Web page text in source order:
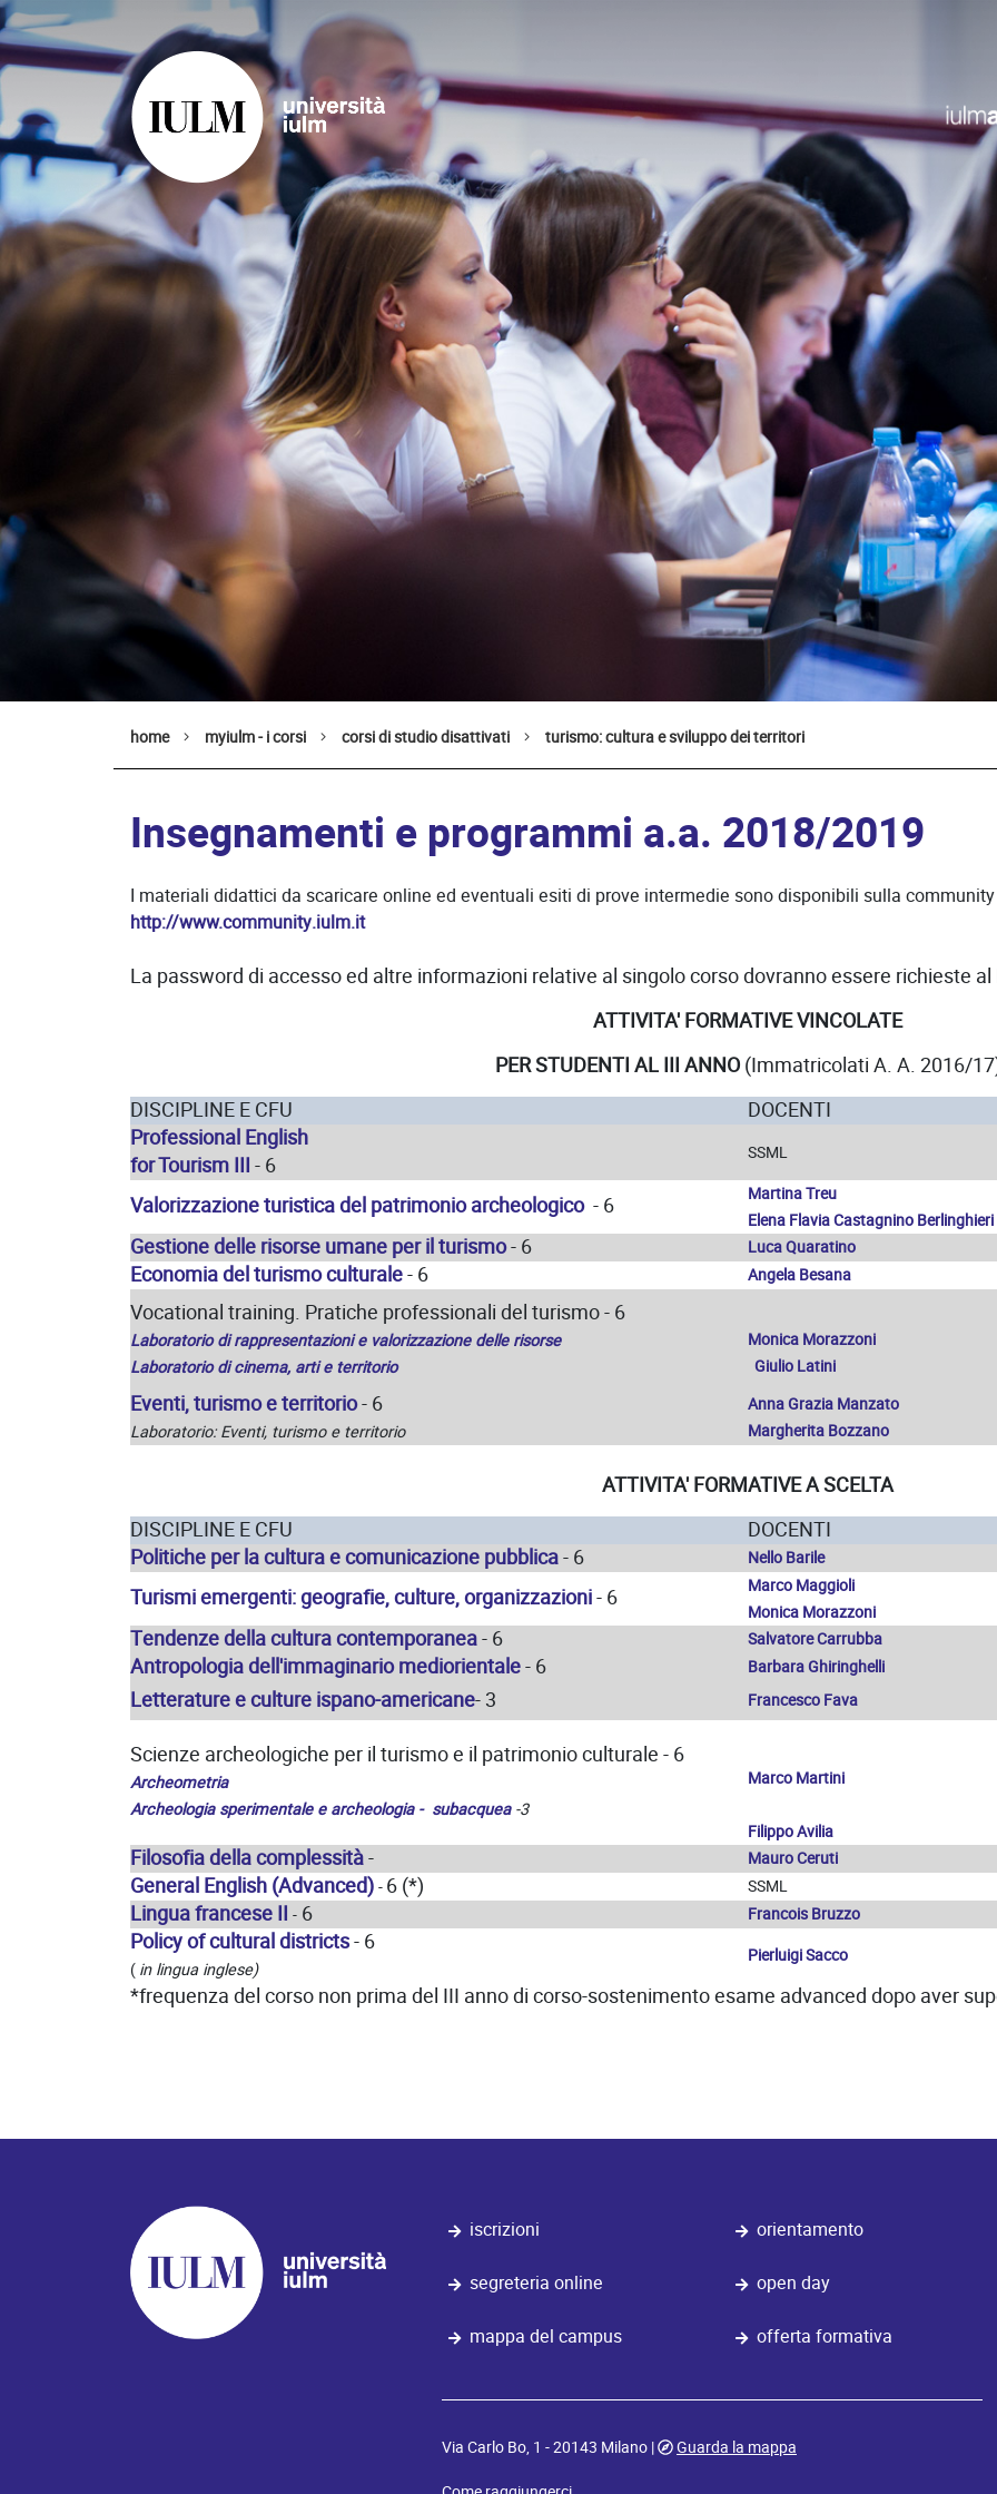
home myiulm - i corsi corsi di studio disattivati turismo: cultura e sviluppo dei territori
Insegnamenti e programmi a.a. 2018/2019
I materiali didattici da scaricare online ed eventuali esiti di prove intermedie sono disponibili sulla community
http://www.community.iulm.it
La password di accesso ed altre informazioni relative al singolo corso dovranno essere richieste al
ATTIVITA' FORMATIVE VINCOLATE
PER STUDENTI AL III ANNO (Immatricolati A. A. 2016/
DISCIPLINE E CFU
DOCENTI
Professional English
for Tourism III - 6 SSML
Valorizzazione turistica del patrimonio archeologico - 6
Martina Treu
Elena Flavia Castagnino Berlinghieri
Gestione delle risorse umane per il turismo- 6 Luca Quaratino
Economia del turismo culturale- 6 Angela Besana
Vocational training. Pratiche professionali del turismo - 6
Laboratorio di rappresentazioni e valorizzazione delle risorse
Laboratorio di cinema, arti e territorio
Monica Morazzoni
Giulio Latini
Eventi, turismo e territorio- 6
Laboratorio: Eventi, turismo e territorio
Anna Grazia Manzato
Margherita Bozzano
ATTIVITA' FORMATIVE A SCELTA
DISCIPLINE E CFU
DOCENTI
Politiche per la cultura e comunicazione pubblica- 6 Nello Barile
Turismi emergenti: geografie, culture, organizzazioni- 6
Marco Maggioli
Monica Morazzoni
Tendenze della cultura contemporanea- 6 Salvatore Carrubba
Antropologia dell'immaginario mediorientale- 6 Barbara Ghiringhelli
Letterature e culture ispano-americane- 3 Francesco Fava
Scienze archeologiche per il turismo e il patrimonio culturale - 6
Archeometria
Archeologia sperimentale e archeologia - subacquea-3
Marco Martini
Filippo Avilia
Filosofia della complessità- Mauro Ceruti
General English (Advanced) - 6 (*) SSML
Lingua francese II - 6 Francois Bruzzo
Policy of cultural districts- 6
( in lingua inglese)
Pierluigi Sacco
*frequenza del corso non prima del III anno di corso-sostenimento esame advanced dopo aver
iscrizioni
segreteria online
mappa del campus
orientamento
open day
offerta formativa
Via Carlo Bo, 1 - 20143 Milano |
Guarda la mappa